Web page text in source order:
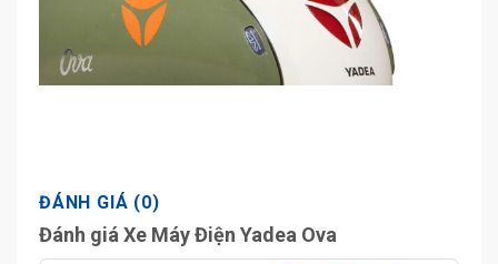
ĐÁNH GIÁ (0)
Đánh giá Xe Máy Điện Yadea Ova